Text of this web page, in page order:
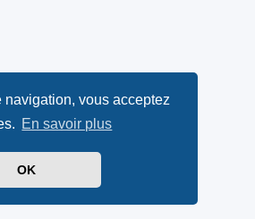
navigation, vous acceptez
En savoir plus
OK